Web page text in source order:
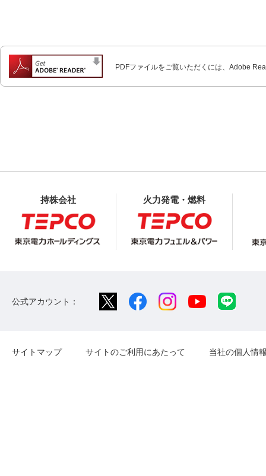
PDFファイルをご覧いただくには、Adobe
持株会社 火力発電・燃料
公式アカウント：
サイトマップ サイトのご利用にあたって 当社の個人情